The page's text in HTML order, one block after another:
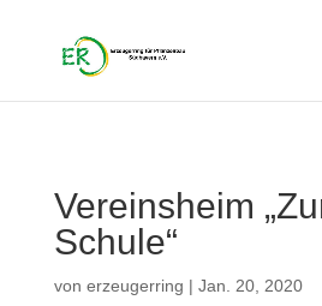
Vereinsheim
Schule“
von erzeugerring | Jan. 20, 2020